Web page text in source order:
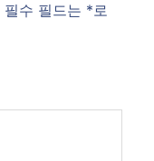
필수 필드는 *로